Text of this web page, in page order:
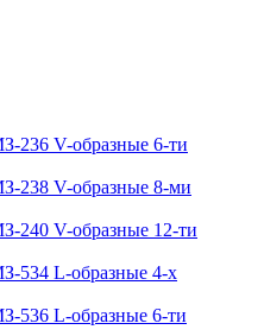
236 V-образные 6-ти
238 V-образные 8-ми
240 V-образные 12-ти
534 L-образные 4-х
536 L-образные 6-ти